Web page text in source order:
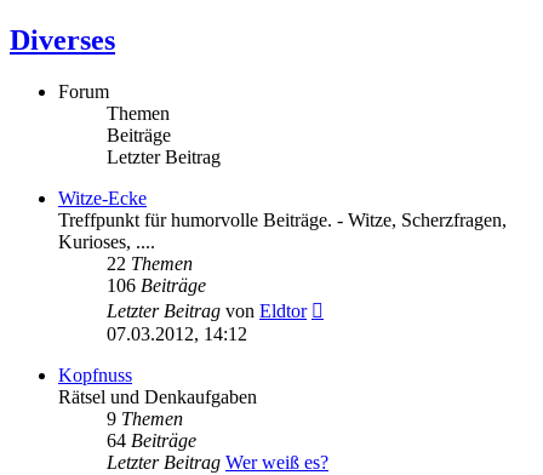
Diverses
Forum
Themen
Beiträge
Letzter Beitrag
Witze-Ecke
Treffpunkt für humorvolle Beiträge. - Witze, Scherzfragen,
Kurioses, ....
22 Themen
106 Beiträge
Letzter Beitrag von Eldtor
07.03.2012, 14:12
Kopfnuss
Rätsel und Denkaufgaben
9 Themen
64 Beiträge
Letzter Beitrag Wer weiß es?